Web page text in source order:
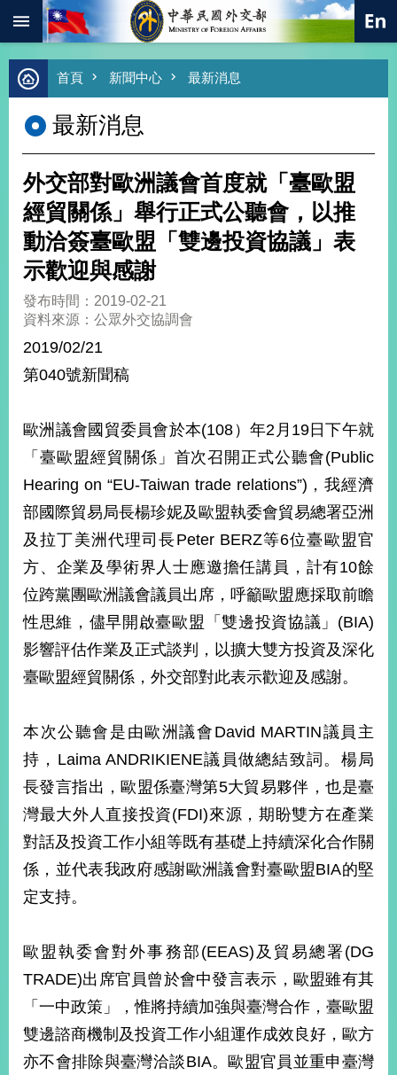
跳到主要內容區塊
進
階
尋
熱
字
總
合
外
交
價
值
交
濟
日
不
國
台
海
平
護
照
回
頁
站
導
覽
關
於
本
部
新
聞
中
心
交
訊
國
與
首頁 新聞中心 最新消息
最新消息
外交部對歐洲議會首度就「臺歐盟
經貿關係」舉行正式公聽會，以推
動洽簽臺歐盟「雙邊投資協議」表
示歡迎與感謝
發布時間：2019-02-21
資料來源：公眾外交協調會
2019/02/21
第040號新聞稿
歐洲議會國貿委員會於本(108）年2月19日下午就
「臺歐盟經貿關係」首次召開正式公聽會(Public
Hearing on “EU-Taiwan trade relations”)，我經濟
部國際貿易局長楊珍妮及歐盟執委會貿易總署亞洲
及拉丁美洲代理司長Peter BERZ等6位臺歐盟官
方、企業及學術界人士應邀擔任講員，計有10餘
位跨黨團歐洲議會議員出席，呼籲歐盟應採取前瞻
性思維，儘早開啟臺歐盟「雙邊投資協議」(BIA)
影響評估作業及正式談判，以擴大雙方投資及深化
臺歐盟經貿關係，外交部對此表示歡迎及感謝。
本次公聽會是由歐洲議會David MARTIN議員主
持，Laima ANDRIKIENE議員做總結致詞。楊局
長發言指出，歐盟係臺灣第5大貿易夥伴，也是臺
灣最大外人直接投資(FDI)來源，期盼雙方在產業
對話及投資工作小組等既有基礎上持續深化合作關
係，並代表我政府感謝歐洲議會對臺歐盟BIA的堅
定支持。
歐盟執委會對外事務部(EEAS)及貿易總署(DG
TRADE)出席官員曾於會中發言表示，歐盟雖有其
「一中政策」，惟將持續加強與臺灣合作，臺歐盟
雙邊諮商機制及投資工作小組運作成效良好，歐方
亦不會排除與臺灣洽談BIA。歐盟官員並重申臺灣